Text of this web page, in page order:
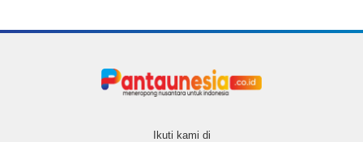
Ikuti kami di